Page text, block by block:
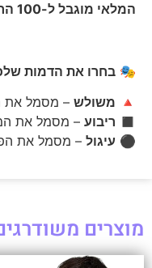
המלאי מוגבל ל-100 הראשונים – הזמינו עכשיו כדי להבטיח את שלכם!
🎭 בחרו את הדמות שלכם – 3 עיצובים
🔺 משולש – מסמל את
◼ ריבוע – מסמל את
⚫ עיגול – מסמל את
מוצרים